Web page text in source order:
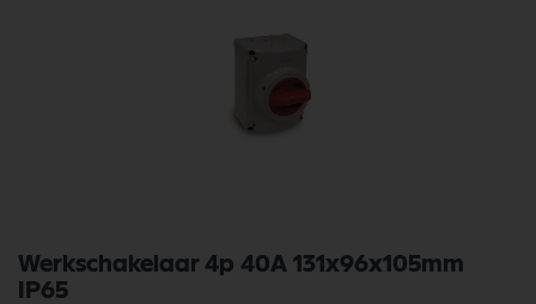
Werkschakelaar 4p 40A 131x96x105mm
IP65
naar
het